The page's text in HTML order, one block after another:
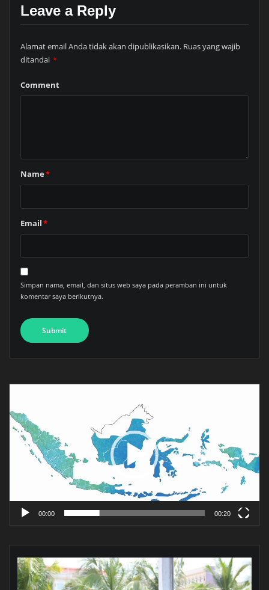
Leave a Reply
Alamat email Anda tidak akan dipublikasikan. Ruas yang wajib
ditandai *
Comment
Name*
Email*
Simpan nama, email, dan situs web saya pada peramban ini untuk
komentar saya berikutnya.
00:00 00:20